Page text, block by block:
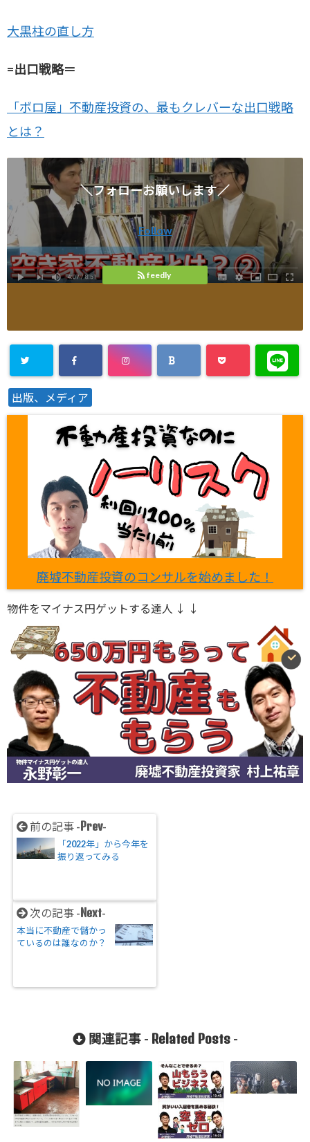
大黒柱の直し方
=出口戦略＝
「ボロ屋」不動産投資の、最もクレバーな出口戦略
とは？
＼フォローお願いします／
Follow
feedly
出版、メディア
廃墟不動産投資のコンサルを始めました！
物件をマイナス円ゲットする達人 ↓ ↓
前の記事 -Prev-
「2022年」から今年を
振り返ってみる
次の記事 -Next-
本当に不動産で儲かっ
ているのは誰なのか？
関連記事 - Related Posts-